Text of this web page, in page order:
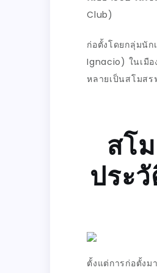
Club)
ก่อตั้งโดยกลุ่มนั
Ignacio) ในเมื
หลายเป็นสโมส
สโ
ประ
ตั้งแต่การก่อตั้ง